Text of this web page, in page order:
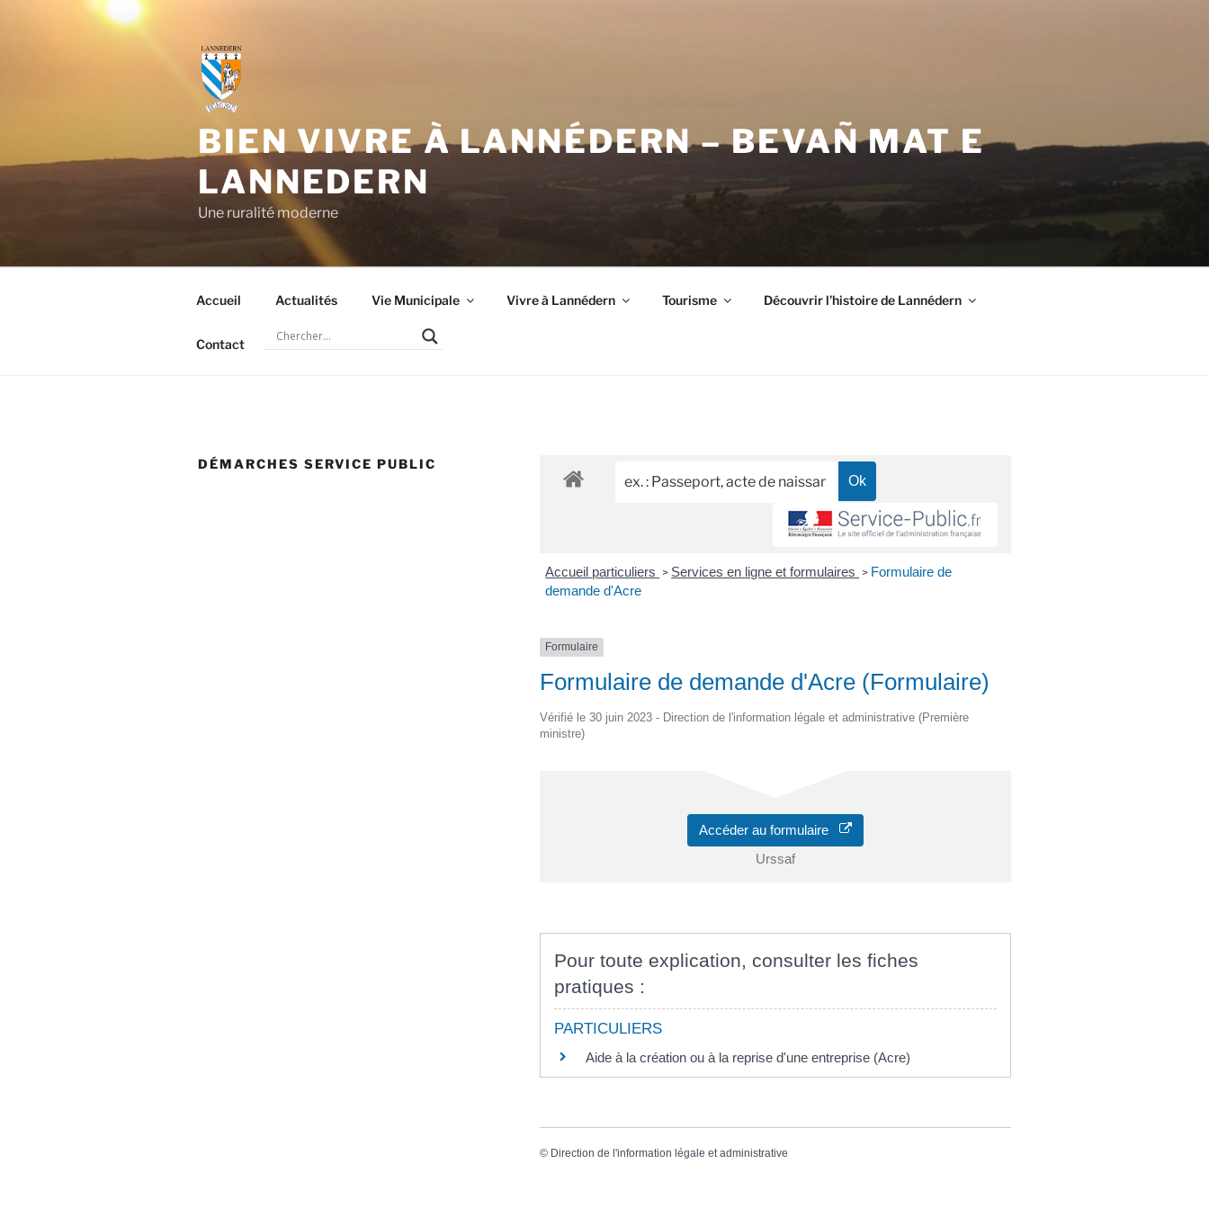
BIEN VIVRE À LANNÉDERN – BEVAÑ MAT E
LANNEDERN
Une ruralité moderne
Accueil Actualités Vie Municipale Vivre à Lannédern Tourisme Découvrir l’histoire de Lannédern
Contact
DÉMARCHES SERVICE PUBLIC
Accueil particuliers > Services en ligne et formulaires > Formulaire de
demande d'Acre
Formulaire
Formulaire de demande d'Acre (Formulaire)
Vérifié le 30 juin 2023 - Direction de l'information légale et administrative (Première
ministre)
Accéder au formulaire
Urssaf
Pour toute explication, consulter les fiches
pratiques :
PARTICULIERS
Aide à la création ou à la reprise d'une entreprise (Acre)
© Direction de l'information légale et administrative